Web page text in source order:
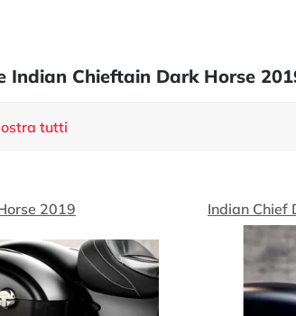
Indian Chieftain Dark Horse
tutti
2019 Indian Chief